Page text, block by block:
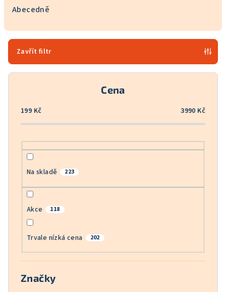
r
o
Abecedně
Zavřít filtr
Cena
199 Kč 3990 Kč
Na skladě 223
Akce 118
Trvale nízká cena 202
Značky